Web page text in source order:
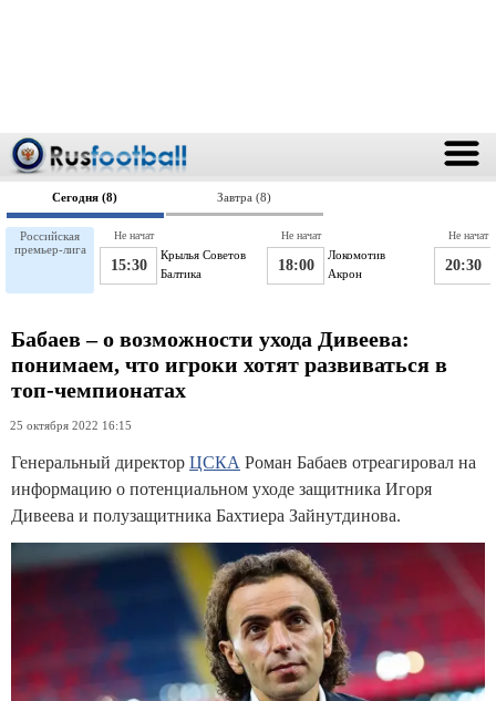
Сегодня (8) Завтра (8)
Российская
премьер-лига
Крылья Советов
15:30 Балтика
Не начат
Локомотив
18:00 Акрон
Не начат
20:30
Не начат
Бабаев – о возможности ухода Дивеева:
понимаем, что игроки хотят развиваться в
топ-чемпионатах
25 октября 2022 16:15
Генеральный директор ЦСКА Роман Бабаев отреагировал на
информацию о потенциальном уходе защитника Игоря
Дивеева и полузащитника Бахтиера Зайнутдинова.